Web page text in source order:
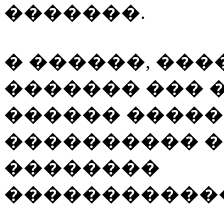
�������.
� ������,
������� ���
������
����������
��������